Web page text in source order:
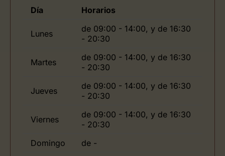
Día Horarios
Lunes
de 09:00 - 14:00, y de 16:30
- 20:30
Martes
de 09:00 - 14:00, y de 16:30
- 20:30
Jueves
de 09:00 - 14:00, y de 16:30
- 20:30
Viernes
de 09:00 - 14:00, y de 16:30
- 20:30
Domingo
de -